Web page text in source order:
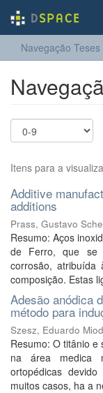
Navegação
Itens para a
Additive
additions
Prass, Gustavo
Resumo: Aços
de Ferro, que se
corrosão,
composição. Estas
Adesão anódica
método para
Szesz, Eduardo
Resumo: O titânio e
na área medica
ortopédicas
muitos casos, ha a